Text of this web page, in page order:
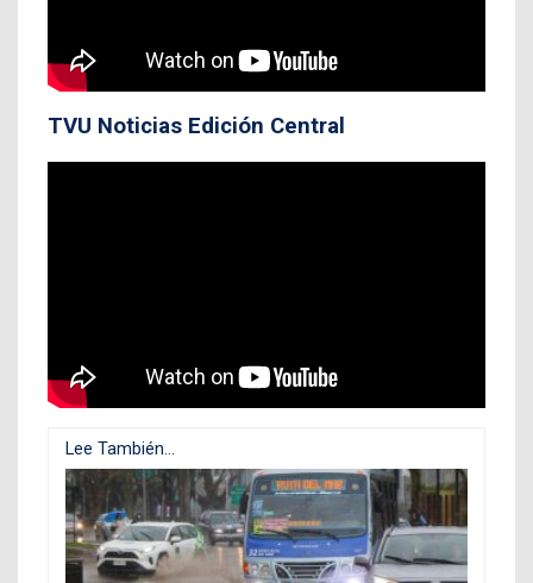
TVU Noticias Edición Central
Lee También...